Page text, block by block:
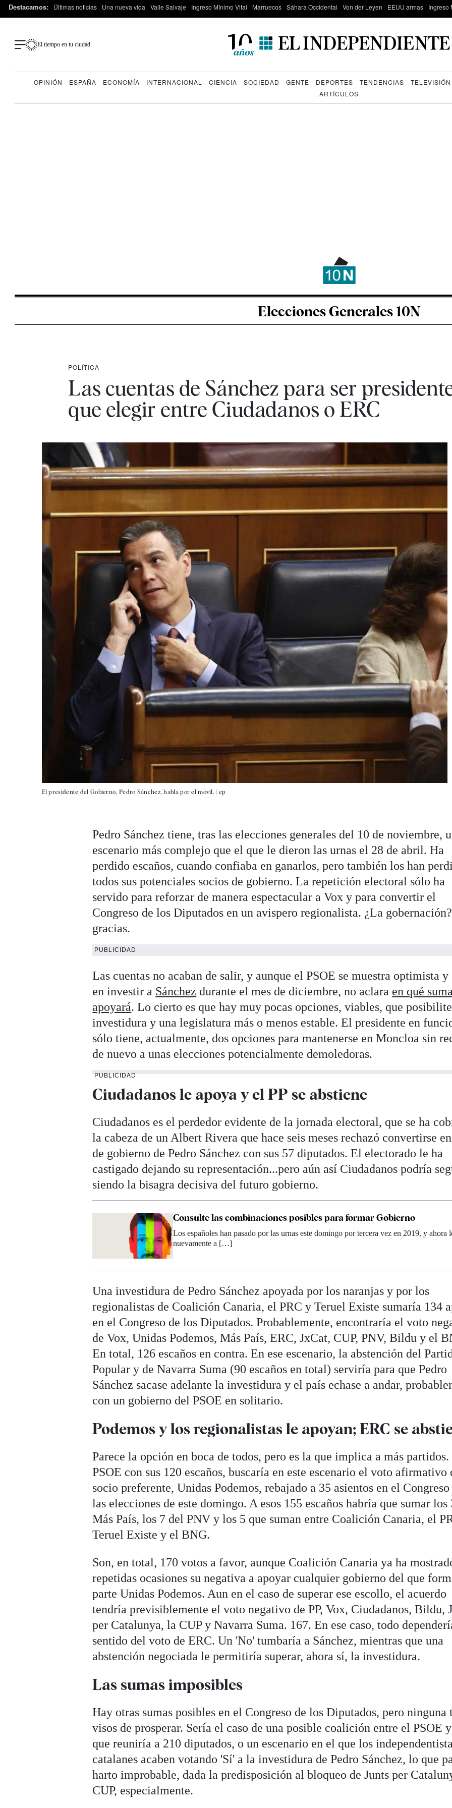
Destacamos: Últimas noticias Una nueva vida Valle Salvaje Ingreso Mínimo Vital Marruecos Sáhara Occidental Von der Leyen EEUU armas Ingreso
El tiempo en tu ciudad
OPINIÓN ESPAÑA ECONOMÍA INTERNACIONAL CIENCIA SOCIEDAD GENTE DEPORTES TENDENCIAS TELEVISIÓN
ARTÍCULOS
Elecciones Generales 10N
POLÍTICA
Las cuentas de Sánchez para ser
que elegir entre Ciudadanos o ERC
El presidente del Gobierno, Pedro Sánchez, habla por el móvil. | ep
Pedro Sánchez tiene, tras las elecciones generales del 10 de noviembre,
escenario más complejo que el que le dieron las urnas el 28 de abril. Ha
perdido escaños, cuando confiaba en ganarlos, pero también los han
todos sus potenciales socios de gobierno. La repetición electoral sólo ha
servido para reforzar de manera espectacular a Vox y para convertir el
Congreso de los Diputados en un avispero regionalista. ¿La
gracias.
PUBLICIDAD
Las cuentas no acaban de salir, y aunque el PSOE se muestra optimista
en investir a Sánchez durante el mes de diciembre, no aclara en qué
apoyará. Lo cierto es que hay muy pocas opciones, viables, que
investidura y una legislatura más o menos estable. El presidente en
sólo tiene, actualmente, dos opciones para mantenerse en Moncloa sin
de nuevo a unas elecciones potencialmente demoledoras.
PUBLICIDAD
Ciudadanos le apoya y el PP se abstiene
Ciudadanos es el perdedor evidente de la jornada electoral, que se ha
la cabeza de un Albert Rivera que hace seis meses rechazó convertirse
de gobierno de Pedro Sánchez con sus 57 diputados. El electorado le ha
castigado dejando su representación...pero aún así Ciudadanos podría
siendo la bisagra decisiva del futuro gobierno.
Consulte las combinaciones posibles para formar Gobierno
Los españoles han pasado por las urnas este domingo por tercera vez en 2019, y ahora
nuevamente a […]
Una investidura de Pedro Sánchez apoyada por los naranjas y por los
regionalistas de Coalición Canaria, el PRC y Teruel Existe sumaría 134
en el Congreso de los Diputados. Probablemente, encontraría el voto
de Vox, Unidas Podemos, Más País, ERC, JxCat, CUP, PNV, Bildu y el
En total, 126 escaños en contra. En ese escenario, la abstención del
Popular y de Navarra Suma (90 escaños en total) serviría para que Pedro
Sánchez sacase adelante la investidura y el país echase a andar,
con un gobierno del PSOE en solitario.
Podemos y los regionalistas le apoyan; ERC se
Parece la opción en boca de todos, pero es la que implica a más partidos.
PSOE con sus 120 escaños, buscaría en este escenario el voto afirmativo
socio preferente, Unidas Podemos, rebajado a 35 asientos en el Congreso
las elecciones de este domingo. A esos 155 escaños habría que sumar los
Más País, los 7 del PNV y los 5 que suman entre Coalición Canaria, el
Teruel Existe y el BNG.
Son, en total, 170 votos a favor, aunque Coalición Canaria ya ha
repetidas ocasiones su negativa a apoyar cualquier gobierno del que
parte Unidas Podemos. Aun en el caso de superar ese escollo, el acuerdo
tendría previsiblemente el voto negativo de PP, Vox, Ciudadanos, Bildu,
per Catalunya, la CUP y Navarra Suma. 167. En ese caso, todo
sentido del voto de ERC. Un 'No' tumbaría a Sánchez, mientras que una
abstención negociada le permitiría superar, ahora sí, la investidura.
Las sumas imposibles
Hay otras sumas posibles en el Congreso de los Diputados, pero ninguna
visos de prosperar. Sería el caso de una posible coalición entre el PSOE y
que reuniría a 210 diputados, o un escenario en el que los
catalanes acaben votando 'Sí' a la investidura de Pedro Sánchez, lo que
harto improbable, dada la predisposición al bloqueo de Junts per
CUP, especialmente.